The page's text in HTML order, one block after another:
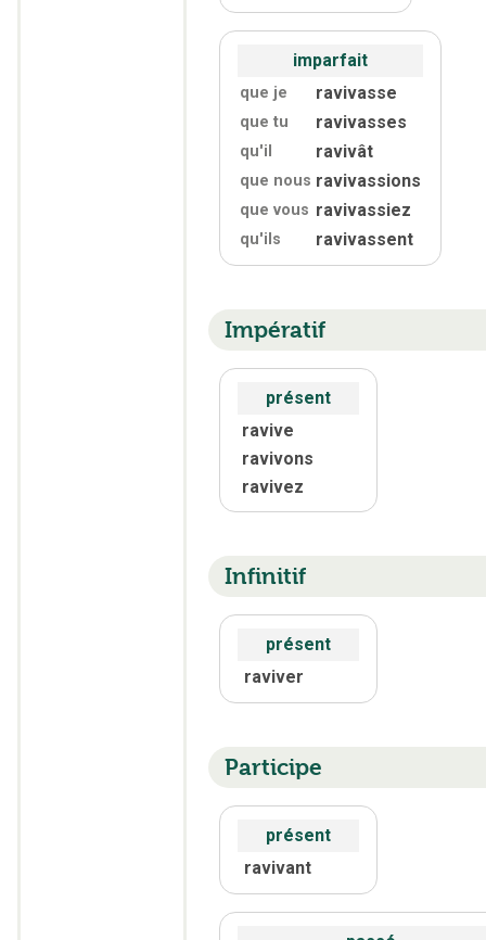
imparfait
que je ravivasse
que tu ravivasses
qu'il ravivât
que nous ravivassions
que vous ravivassiez
qu'ils ravivassent
Impératif
présent
ravive
ravivons
ravivez
Infinitif
présent
raviver
Participe
présent
ravivant